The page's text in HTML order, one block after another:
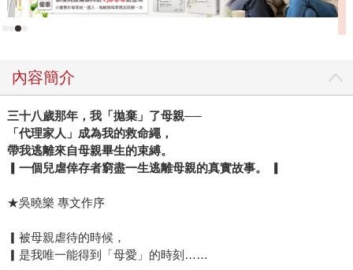
內容簡介
三十八歲那年，我「拋棄」了母親──
「代理家人」成為我的救命繩，
帶我逃離來自母親畢生的束縛。
▎一個兒虐倖存者窮盡一生逃離母親的真實故事。 ▎
★吳曉樂 專文作序
▎被母親虐待的時候，
▎是我唯一能得到「母愛」的時刻……